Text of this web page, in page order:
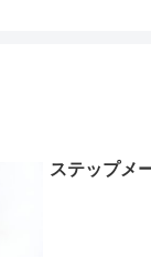
ステップメ